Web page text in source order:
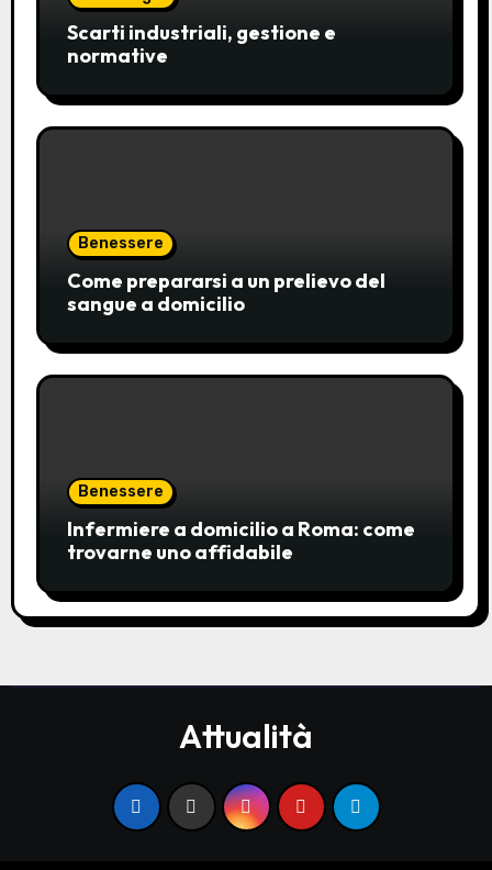
Scarti industriali, gestione e
normative
Benessere
Come prepararsi a un prelievo del
sangue a domicilio
Benessere
Infermiere a domicilio a Roma: come
trovarne uno affidabile
Attualità